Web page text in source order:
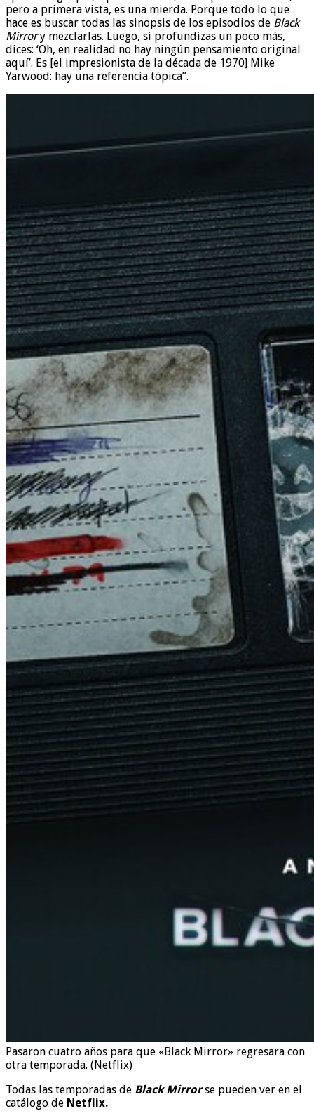
pero a primera vista, es una mierda. Porque todo lo que
hace es buscar todas las sinopsis de los episodios de Black
Mirrory mezclarlas. Luego, si profundizas un poco más,
dices: ‘Oh, en realidad no hay ningún pensamiento original
aquí’. Es [el impresionista de la década de 1970] Mike
Yarwood: hay una referencia tópica”.
Pasaron cuatro años para que «Black Mirror» regresara con
otra temporada. (Netflix)
Todas las temporadas de Black Mirrorse pueden ver en el
catálogo de Netflix.